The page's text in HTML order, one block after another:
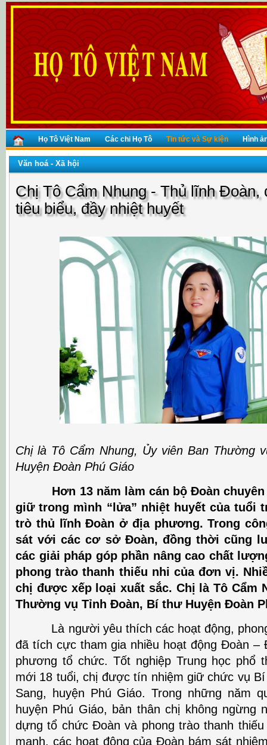
Họ Tô Việt Nam Các chi Họ Tô Tin tức và Sự kiện Hình
Văn hoá - Xã hội
Chị Tô Cẩm Nhung - Thủ lĩnh Đoàn,
tiêu biểu, đầy nhiệt huyết
Chị là Tô Cẩm Nhung, Ủy viên Ban Thường
Huyện Đoàn Phú Giáo
Hơn 13 năm làm cán bộ Đoàn chuyên
giữ trong mình “lửa” nhiệt huyết của tuổi
trò thủ lĩnh Đoàn ở địa phương. Trong
sát với các cơ sở Đoàn, đồng thời cũng
các giải pháp góp phần nâng cao chất
phong trào thanh thiếu nhi của đơn vị.
chị được xếp loại xuất sắc. Chị là Tô Cẩm
Thường vụ Tỉnh Đoàn, Bí thư Huyện Đoàn
Là người yêu thích các hoạt động, phong
đã tích cực tham gia nhiều hoạt động Đoàn –
phương tổ chức. Tốt nghiệp Trung học phổ
mới 18 tuổi, chị được tín nhiệm giữ chức vụ
Sang, huyện Phú Giáo. Trong những năm
huyện Phú Giáo, bản thân chị không ngừng
dựng tổ chức Đoàn và phong trào thanh
mạnh, các hoạt động của Đoàn bám sát